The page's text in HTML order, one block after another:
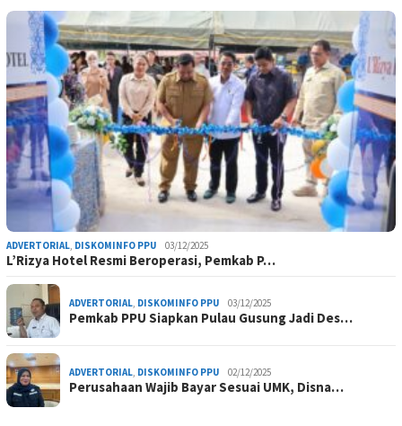
ADVERTORIAL, DISKOMINFO PPU 03/12/2025
L’Rizya Hotel Resmi Beroperasi, Pemkab P…
ADVERTORIAL, DISKOMINFO PPU 03/12/2025
Pemkab PPU Siapkan Pulau Gusung Jadi Des…
ADVERTORIAL, DISKOMINFO PPU 02/12/2025
Perusahaan Wajib Bayar Sesuai UMK, Disna…